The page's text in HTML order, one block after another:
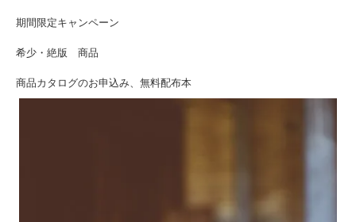
期間限定キャンペーン
希少・絶版 商品
商品カタログのお申込み、無料配布本